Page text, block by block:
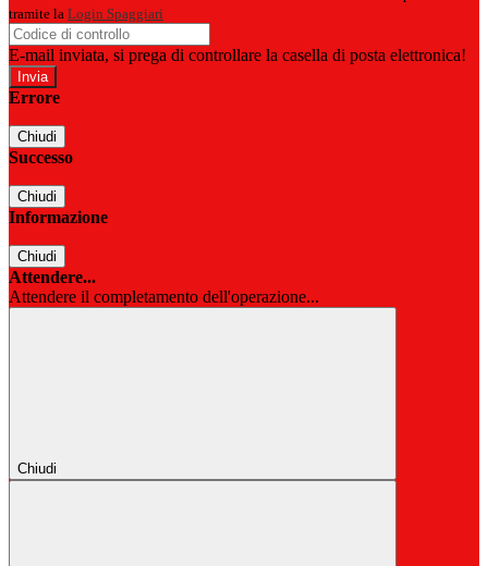
tramite la Login Spaggiari
E-mail inviata, si prega di controllare la casella di posta elettronica!
Errore
Chiudi
Successo
Chiudi
Informazione
Chiudi
Attendere...
Attendere il completamento dell'operazione...
Chiudi